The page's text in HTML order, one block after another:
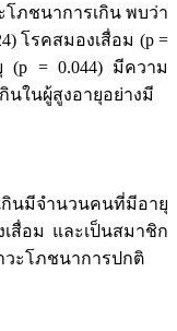
ภชนาการเกิน พบว่า
โรคสมองเสื่อม (p =
(p = 0.044) มีความ
นในผู้สูงอายุอย่างมี
กินมีจำนวนคนที่มีอายุ
สื่อม และเป็นสมาชิก
ะโภชนาการปกติ